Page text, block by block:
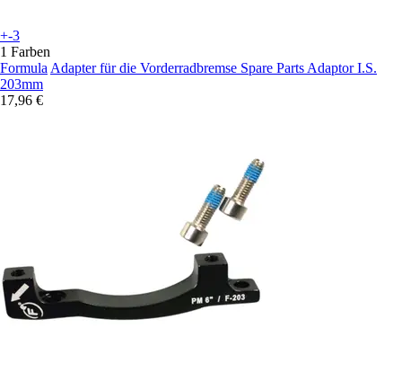
+-3
1 Farben
Formula Adapter für die Vorderradbremse Spare Parts Adaptor I.S.
203mm
17,96 €